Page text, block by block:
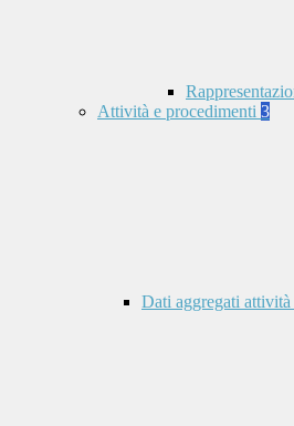
Attività e procedimenti 3
Dati aggregati